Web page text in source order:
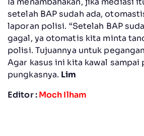
setelah BAP sudah ada,
laporan polisi. “Setelah BAP
gagal, ya otomatis kita minta
polisi. Tujuannya untuk
Agar kasus ini kita kawal sampai
pungkasnya. Lim
Editor :Moch Ilham